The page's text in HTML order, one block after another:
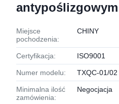
Miejsce
pochodzenia:
CHINY
Certyfikacja: ISO9001
Numer modelu: TXQC-01/02
Minimalna ilość
zamówienia:
Negocjacja